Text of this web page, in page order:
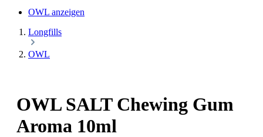
OWL anzeigen
Longfills
OWL
OWL SALT Chewing Gum
Aroma 10ml